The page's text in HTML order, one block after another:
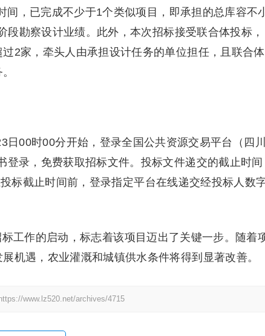
间，已完成不少于1个类似项目，即承担的总库容不
勘察设计业绩。此外，本次招标接受联合体投标，
2家，牵头人由承担设计任务的单位担任，且联合体
日00时00分开始，登录全国公共资源交易平台（四川
录，免费获取招标文件。投标文件递交的截止时间
标截止时间前，登录指定平台在线递交经投标人数
工作的启动，标志着该项目迈出了关键一步。随着
机遇，农业灌溉和城镇供水条件将得到显著改善。
https://www.lz520.net/archives/4715